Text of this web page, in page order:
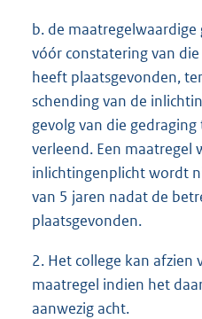
b. de
vóór constatering van
heeft plaatsgevonden,
schending van de
gevolg van die
verleend. Een maatregel
inlichtingenplicht wordt
van 5 jaren nadat de
plaatsgevonden.
2. Het college kan afzien
maatregel indien het
aanwezig acht.